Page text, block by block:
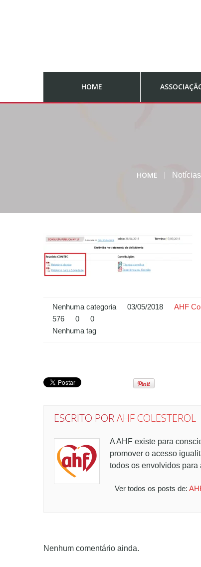
HOME
HOME Notícias
Nenhuma categoria 03/05/2018 AHF
576
0
0
Nenhuma tag
ESCRITO PORAHF COLESTEROL
A AHF existe para
promover o acesso
todos os envolvidos
Ver todos os posts de:
Nenhum comentário ainda.